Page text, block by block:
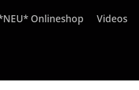
Onlineshop Videos